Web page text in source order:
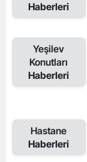
Haberleri
Yeşilev
Konutları
Haberleri
Hastane
Haberleri